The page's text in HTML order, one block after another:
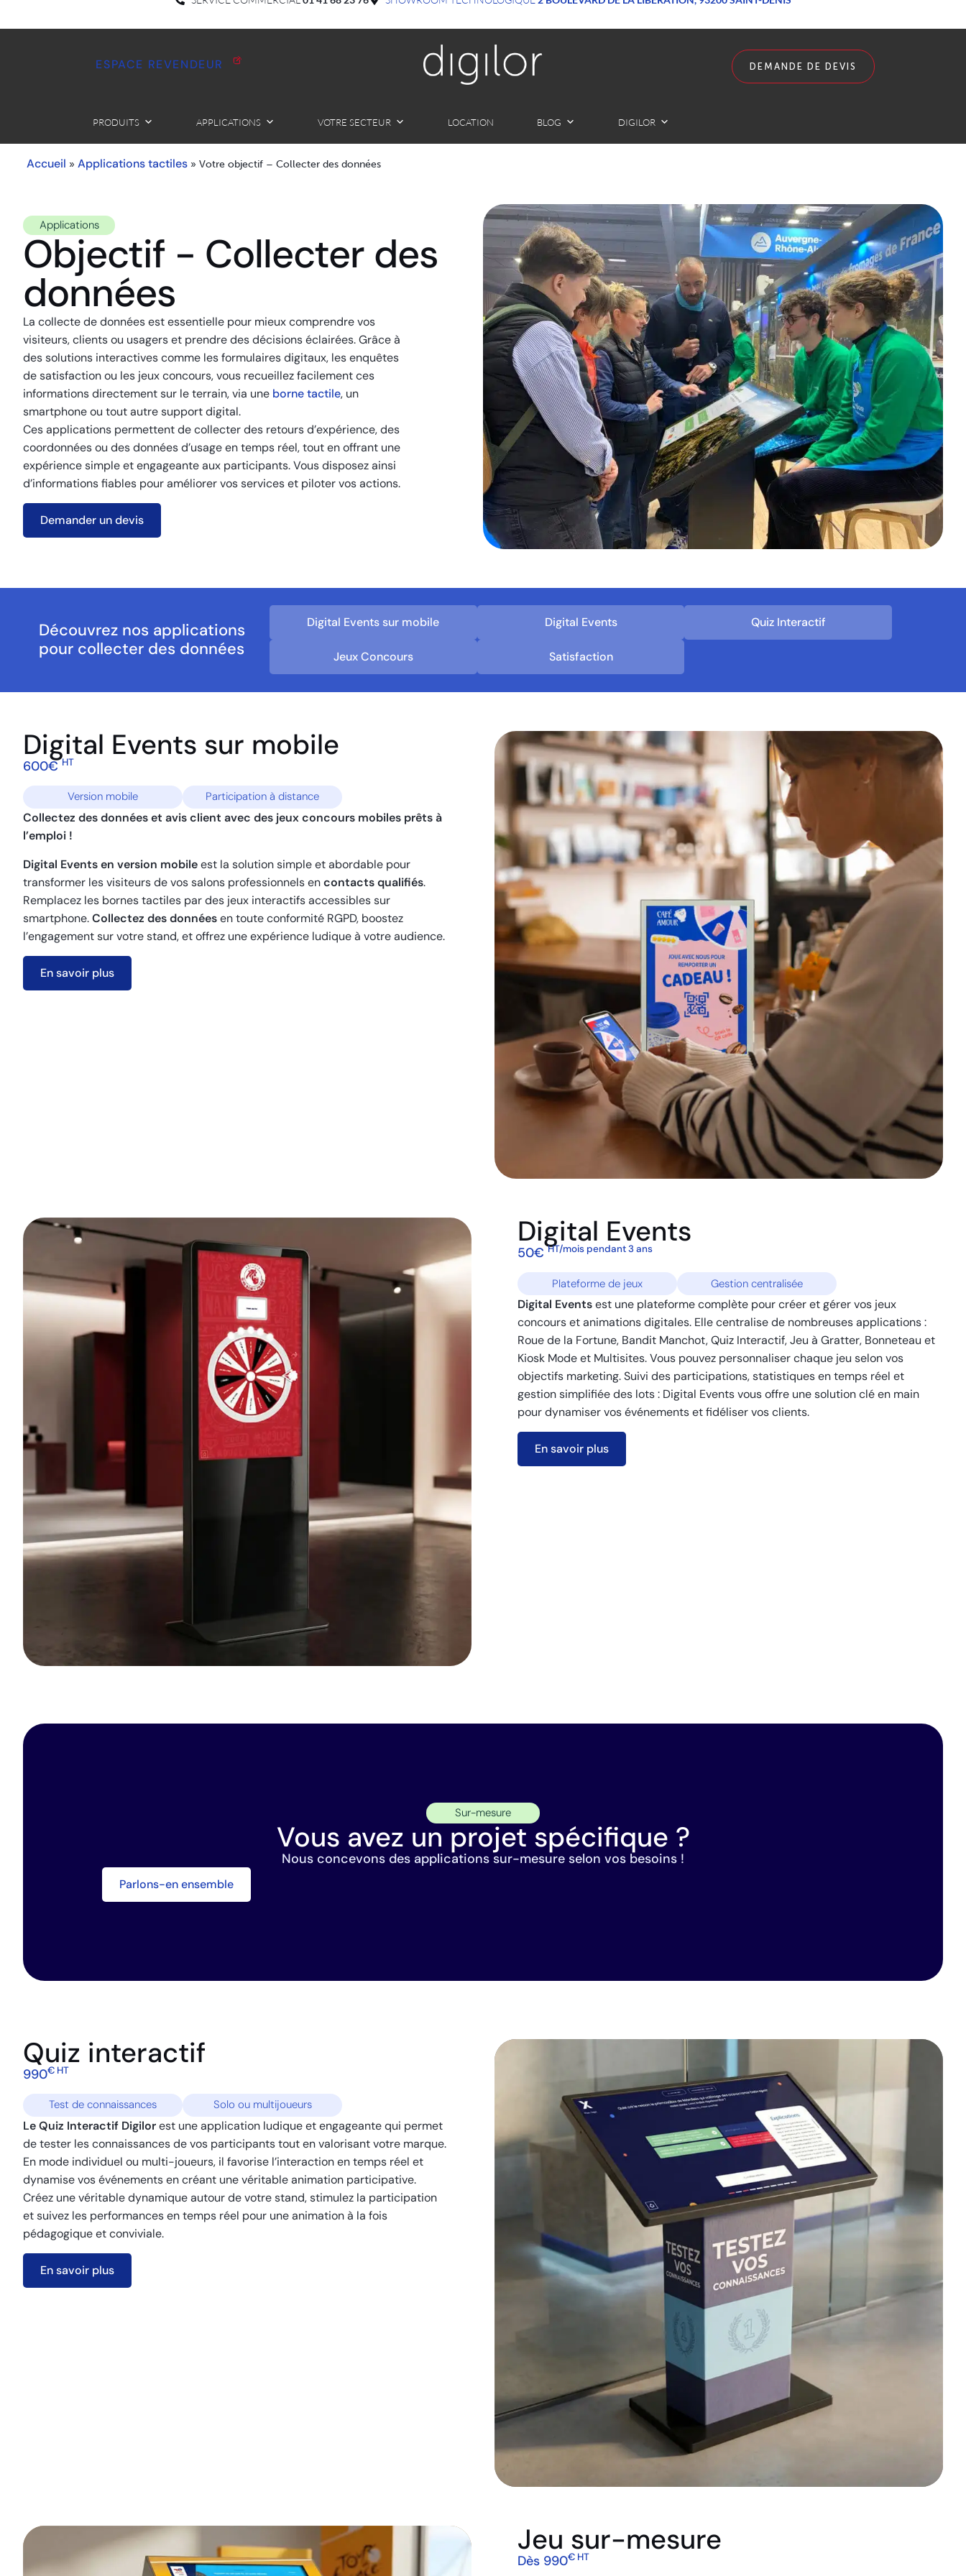
ESPACE REVENDEUR DEMANDE DE DEVIS
PRODUITS APPLICATIONS VOTRE SECTEUR LOCATION BLOG DIGILOR
Accueil » Applications tactiles » Votre objectif – Collecter des données
Applications
Objectif - Collecter des
données
La collecte de données est essentielle pour mieux comprendre vos
visiteurs, clients ou usagers et prendre des décisions éclairées. Grâce à
des solutions interactives comme les formulaires digitaux, les enquêtes
de satisfaction ou les jeux concours, vous recueillez facilement ces
informations directement sur le terrain, via une borne tactile, un
smartphone ou tout autre support digital.
Ces applications permettent de collecter des retours d’expérience, des
coordonnées ou des données d’usage en temps réel, tout en offrant une
expérience simple et engageante aux participants. Vous disposez ainsi
d’informations fiables pour améliorer vos services et piloter vos actions.
Demander un devis
Découvrez nos applications
pour collecter des données
Digital Events sur mobile Digital Events Quiz Interactif
Jeux Concours Satisfaction
Digital Events sur mobile
600€ HT
Version mobile Participation à distance
Collectez des données et avis client avec des jeux concours mobiles prêts à
l’emploi !
Digital Events en version mobileest la solution simple et abordable pour
transformer les visiteurs de vos salons professionnels encontacts qualifiés.
Remplacez les bornes tactiles par des jeux interactifs accessibles sur
smartphone.Collectez des donnéesen toute conformité RGPD, boostez
l’engagement sur votre stand, et offrez une expérience ludique à votre audience.
En savoir plus
Digital Events
50€ HT/mois pendant 3 ans
Plateforme de jeux Gestion centralisée
Digital Eventsest une plateforme complète pour créer et gérer vos jeux
concours et animations digitales. Elle centralise de nombreuses applications :
Roue de la Fortune, Bandit Manchot, Quiz Interactif, Jeu à Gratter, Bonneteau et
Kiosk Mode et Multisites. Vous pouvez personnaliser chaque jeu selon vos
objectifs marketing. Suivi des participations, statistiques en temps réel et
gestion simplifiée des lots : Digital Events vous offre une solution clé en main
pour dynamiser vos événements et fidéliser vos clients.
En savoir plus
Sur-mesure
Vous avez un projet spécifique ?
Nous concevons des applications sur-mesure selon vos besoins !
Parlons-en ensemble
Quiz interactif
990€ HT
Test de connaissances Solo ou multijoueurs
Le Quiz Interactif Digilorest une application ludique et engageante qui permet
de tester les connaissances de vos participants tout en valorisant votre marque.
En mode individuel ou multi-joueurs, il favorise l’interaction en temps réel et
dynamise vos événements en créant une véritable animation participative.
Créez une véritable dynamique autour de votre stand, stimulez la participation
et suivez les performances en temps réel pour une animation à la fois
pédagogique et conviviale.
En savoir plus
Jeu sur-mesure
Dès 990€ HT